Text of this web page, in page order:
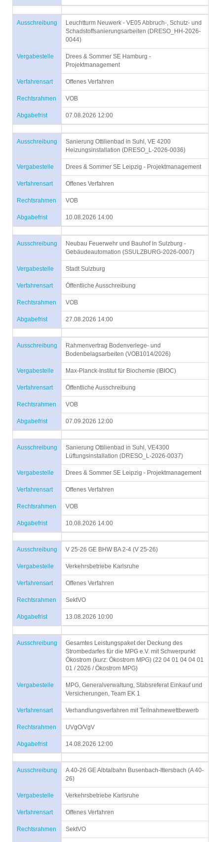
Ausschreibung
Leuchtturm Neuwerk - VE05 Abbruch-, Schutz- und
Schadstoffsanierungsarbeiten (DRESO_HH-2026-
0044)
Vergabestelle
Drees & Sommer SE Hamburg -
Projektmanagement
Verfahrensart Offenes Verfahren
Rechtsrahmen VOB
Abgabefrist 07.08.2026 12:00
Ausschreibung
Sanierung Ottilienbad in Suhl, VE 4200
Heizungsinstallation (DRESO_L-2026-0036)
Vergabestelle Drees & Sommer SE Leipzig - Projektmanagement
Verfahrensart Offenes Verfahren
Rechtsrahmen VOB
Abgabefrist 10.08.2026 14:00
Ausschreibung
Neubau Feuerwehr und Bauhof in Sulzburg -
Gebäudeautomation (SSULZBURG-2026-0007)
Vergabestelle Stadt Sulzburg
Verfahrensart Öffentliche Ausschreibung
Rechtsrahmen VOB
Abgabefrist 27.08.2026 14:00
Ausschreibung
Rahmenvertrag Bodenverlege- und
Bodenbelagsarbeiten (VOB1014/2026)
Vergabestelle Max-Planck-Institut für Biochemie (IBIOC)
Verfahrensart Öffentliche Ausschreibung
Rechtsrahmen VOB
Abgabefrist 07.09.2026 12:00
Ausschreibung
Sanierung Ottilienbad in Suhl, VE4300
Lüftungsinstallation (DRESO_L-2026-0037)
Vergabestelle Drees & Sommer SE Leipzig - Projektmanagement
Verfahrensart Offenes Verfahren
Rechtsrahmen VOB
Abgabefrist 10.08.2026 14:00
Ausschreibung V 25-26 GE BHW BA 2-4 (V 25-26)
Vergabestelle Verkehrsbetriebe Karlsruhe
Verfahrensart Offenes Verfahren
Rechtsrahmen SektVO
Abgabefrist 13.08.2026 10:00
Ausschreibung
Gesamtes Leistungspaket der Deckung des
Strombedarfes für die MPG e.V. mit Schwerpunkt
Ökostrom (kurz: Ökostrom MPG) (22 04 01 04 04 01
01 / 2026 / Ökostrom MPG)
Vergabestelle
MPG, Generalverwaltung, Stabsreferat Einkauf und
Versicherungen, Team EK 1
Verfahrensart Verhandlungsverfahren mit Teilnahmewettbewerb
Rechtsrahmen UVgO/VgV
Abgabefrist 14.08.2026 12:00
Ausschreibung
A 40-26 GE Albtalbahn Busenbach-Ittersbach (A 40-
26)
Vergabestelle Verkehrsbetriebe Karlsruhe
Verfahrensart Offenes Verfahren
Rechtsrahmen SektVO